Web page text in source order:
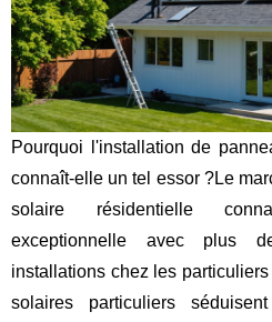
Pourquoi l'installation de
connaît-elle un tel essor ?Le
solaire résidentielle
exceptionnelle avec plus
installations chez les
solaires particuliers